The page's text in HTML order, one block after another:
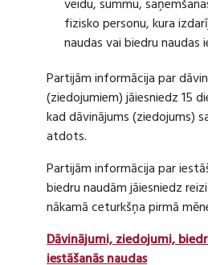
fizisko personu, kura
naudas vai biedru naudas
Partijām informācija par
(ziedojumiem) jāiesniedz 15
kad dāvinājums (ziedojums)
atdots.
Partijām informācija par
biedru naudām jāiesniedz
nākamā ceturkšņa pirmā
Dāvinājumi, ziedojumi,
iestāšanās naudas